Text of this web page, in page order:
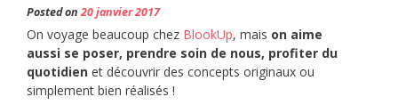
Posted on20 janvier 2017
On voyage beaucoup chez BlookUp, mais on aime
aussi se poser, prendre soin de nous, profiter du
quotidien et découvrir des concepts originaux ou
simplement bien réalisés !